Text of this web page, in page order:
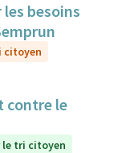
besoins
citoyen
contre le
le tri citoyen